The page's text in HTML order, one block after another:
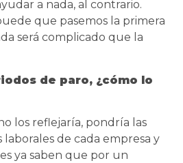
a nada, al contrario.
que pasemos la primera
será complicado que la
de paro, ¿cómo lo
los reflejaría, pondría las
laborales de cada empresa y
ya saben que por un